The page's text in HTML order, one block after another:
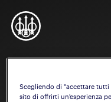
Serve aiuto? Inizia
Scegliendo di "accettare
sito di offrirti un'esperienza